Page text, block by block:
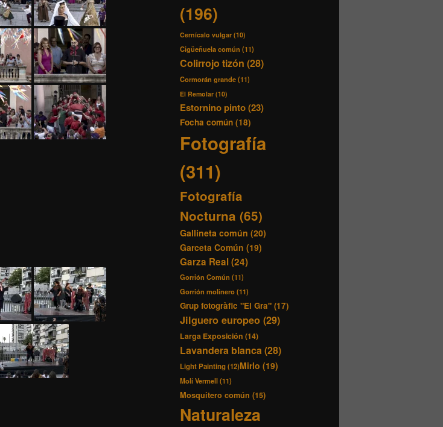
(196)
Cernícalo vulgar (10)
Cigüeñuela común (11)
Colirrojo tizón (28)
Cormorán grande(11)
El Remolar (10)
Estornino pinto(23)
Focha común (18)
Fotografía
(311)
Fotografía
Nocturna (65)
Gallineta común (20)
Garceta Común (19)
Garza Real(24)
Gorrión Común (11)
Gorrión molinero(11)
Grup fotogràfic "El Gra" (17)
Jilguero europeo (29)
Larga Exposición (14)
Lavandera blanca(28)
Light Painting(12)Mirlo (19)
Molí Vermell(11)
Mosquitero común (15)
Naturaleza